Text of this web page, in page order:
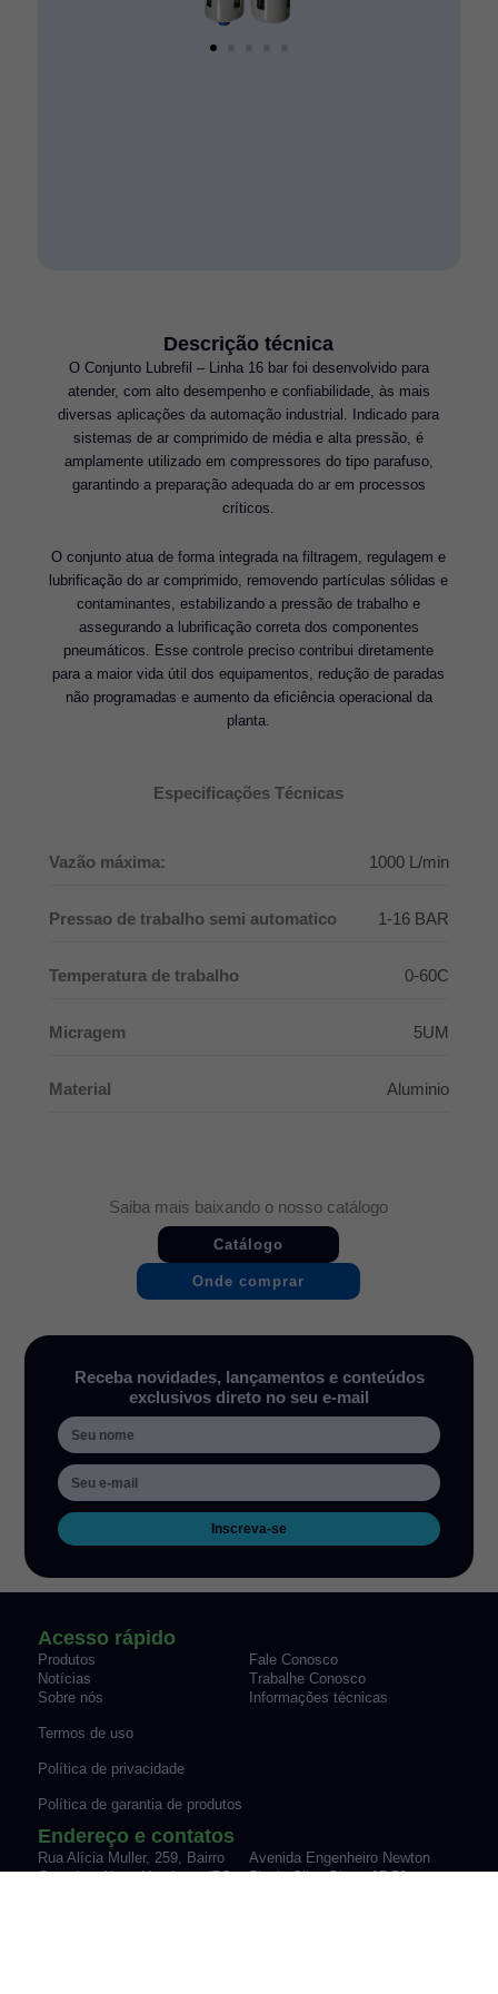
Descrição técnica
O Conjunto Lubrefil – Linha 16 bar foi desenvolvido para
atender, com alto desempenho e confiabilidade, às mais
diversas aplicações da automação industrial. Indicado para
sistemas de ar comprimido de média e alta pressão, é
amplamente utilizado em compressores do tipo parafuso,
garantindo a preparação adequada do ar em processos
críticos.
O conjunto atua de forma integrada na filtragem, regulagem e
lubrificação do ar comprimido, removendo partículas sólidas e
contaminantes, estabilizando a pressão de trabalho e
assegurando a lubrificação correta dos componentes
pneumáticos. Esse controle preciso contribui diretamente
para a maior vida útil dos equipamentos, redução de paradas
não programadas e aumento da eficiência operacional da
planta.
Especificações Técnicas
Vazão máxima: 1000 L/min
Pressao de trabalho semi automatico 1-16 BAR
Temperatura de trabalho 0-60C
Micragem 5UM
Material Aluminio
Saiba mais baixando o nosso catálogo
Catálogo
Onde comprar
Receba novidades, lançamentos e conteúdos
exclusivos direto no seu e-mail
Inscreva-se
Acesso rápido
Produtos
Fale Conosco
Notícias
Trabalhe Conosco
Sobre nós
Informações técnicas
Termos de uso
Política de privacidade
Política de garantia de produtos
Endereço e contatos
Rua Alícia Muller, 259, Bairro
Canudos Novo Hamburgo/RS
Avenida Engenheiro Newton
Flavio Silva Pinto, 07-70,